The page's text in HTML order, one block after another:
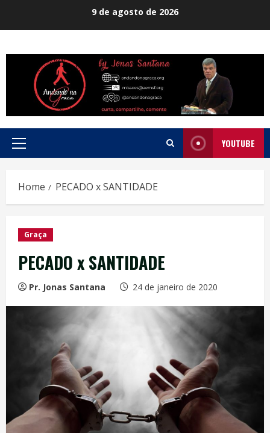
9 de agosto de 2026
Primary
YOUTUBE
Home PECADO x SANTIDADE
Graça
PECADO x SANTIDADE
Pr. Jonas Santana 24 de janeiro de 2020